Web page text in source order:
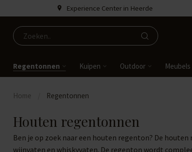
Experience Center in Heerde
Regentonnen Kuipen Outdoor Meubels
Home Regentonnen
Houten regentonnen
Ben je op zoek naar een houten regenton? De
wijnvaten en whiskyvaten. De regenton wordt